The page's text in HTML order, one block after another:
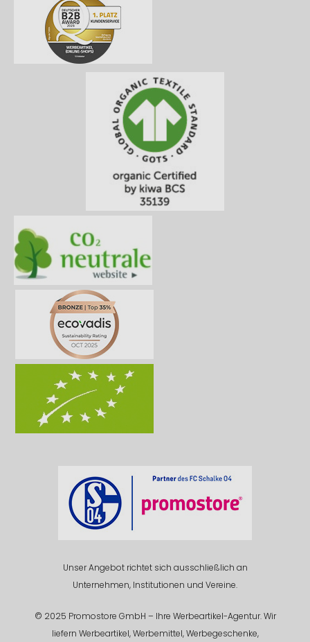
Unser Angebot richtet sich ausschließlich an
Unternehmen, Institutionen und Vereine.
© 2025 Promostore GmbH – Ihre Werbeartikel-Agentur. Wir
liefern Werbeartikel, Werbemittel, Werbegeschenke,